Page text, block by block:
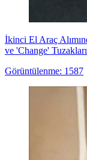
İkinci El Araç
ve 'Change'
Görüntülenme: 1587